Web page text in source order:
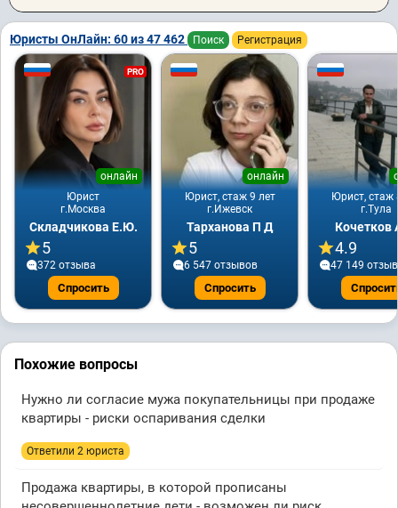
Юристы ОнЛайн: 60 из 47 462 Поиск Регистрация
PRO
Юрист
онлайн
г.Москва
Складчикова Е.Ю.
5
372 отзывa
Спросить
Юрист, стаж 9 лет
онлайн
г.Ижевск
Тарханова П Д
5
6 547 отзывов
Спросить
Юрист, стаж
г.Тула
Кочетков
4.9
47 149
Похожие вопросы
Нужно ли согласие мужа покупательницы при продаже
квартиры - риски оспаривания сделки
Ответили 2 юристa
Продажа квартиры, в которой прописаны